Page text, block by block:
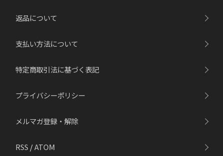
返品について
支払い方法について
特定商取引法に基づく表記
プライバシーポリシー
メルマガ登録・解除
RSS /ATOM